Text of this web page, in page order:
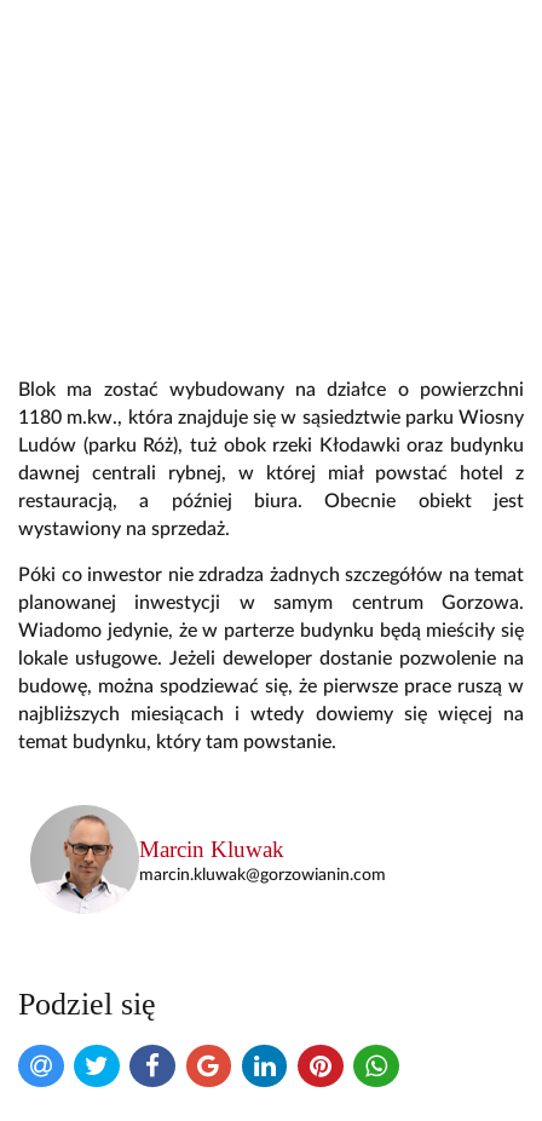
Blok ma zostać wybudowany na działce o powierzchni
1180 m.kw., która znajduje się w sąsiedztwie parku Wiosny
Ludów (parku Róż), tuż obok rzeki Kłodawki oraz budynku
dawnej centrali rybnej, w której miał powstać hotel z
restauracją, a później biura. Obecnie obiekt jest
wystawiony na sprzedaż.
Póki co inwestor nie zdradza żadnych szczegółów na temat
planowanej inwestycji w samym centrum Gorzowa.
Wiadomo jedynie, że w parterze budynku będą mieściły się
lokale usługowe. Jeżeli deweloper dostanie pozwolenie na
budowę, można spodziewać się, że pierwsze prace ruszą w
najbliższych miesiącach i wtedy dowiemy się więcej na
temat budynku, który tam powstanie.
Marcin Kluwak
marcin.kluwak@gorzowianin.com
Podziel się